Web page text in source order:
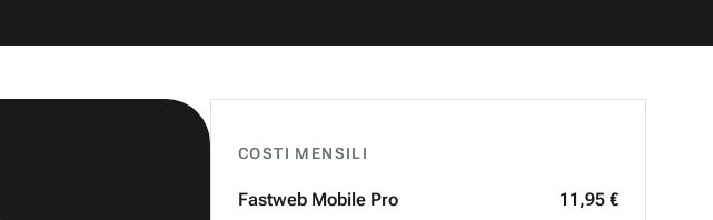
COSTI MENSILI
Fastweb Mobile Pro 11,95 €